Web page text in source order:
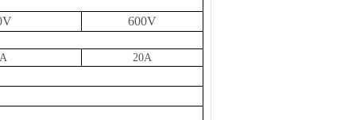
600V
20A